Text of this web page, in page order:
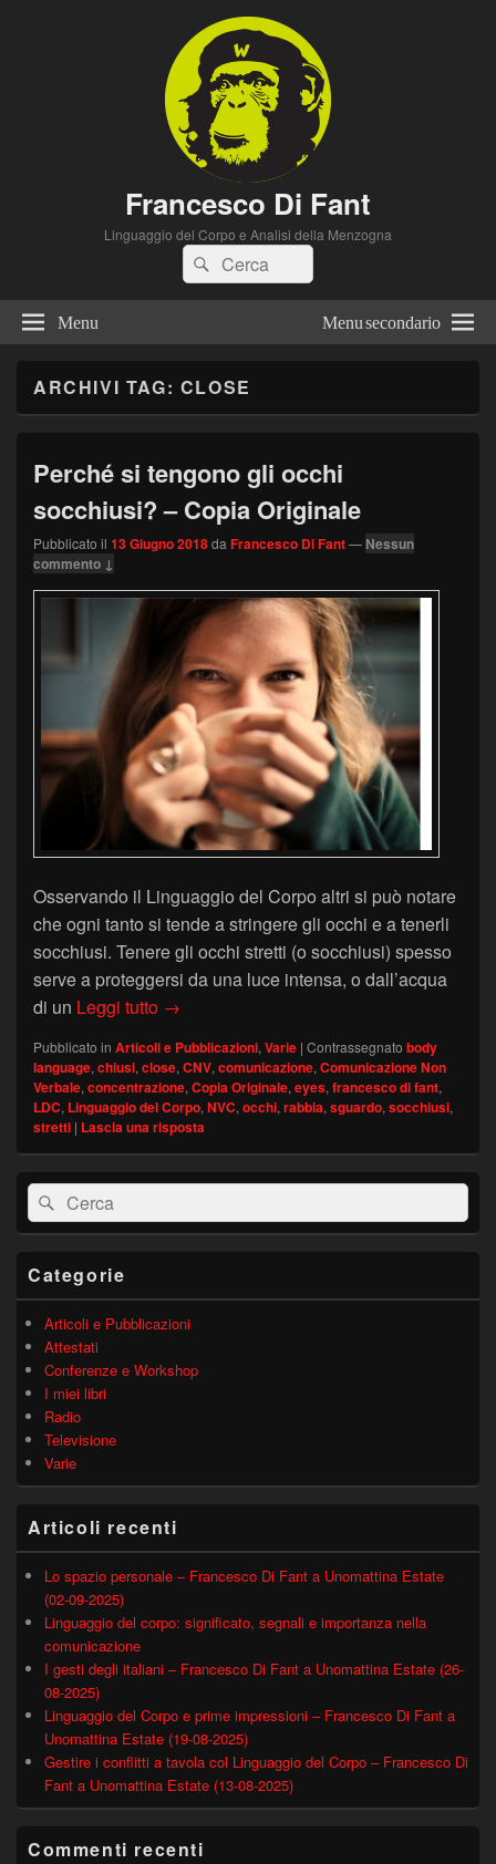
Francesco Di Fant
Linguaggio del Corpo e Analisi della Menzogna
Cerca:Cerca
Menu Menu secondario
ARCHIVI TAG: CLOSE
Perché si tengono gli occhi
socchiusi? – Copia Originale
Pubblicato il 13 Giugno 2018da Francesco Di Fant— Nessun
commento ↓
Osservando il Linguaggio del Corpo altri si può notare
che ogni tanto si tende a stringere gli occhi e a tenerli
socchiusi. Tenere gli occhi stretti (o socchiusi) spesso
serve a proteggersi da una luce intensa, o dall’acqua
di un Leggi tutto Perché si tengono gli occhi socchiusi? –
→
Pubblicato in Articoli e Pubblicazioni,Varie | Contrassegnato body
language,chiusi,close,CNV,comunicazione,Comunicazione Non
Verbale,concentrazione,Copia Originale,eyes,francesco di fant,
LDC, Linguaggio del Corpo,NVC,occhi,rabbia,sguardo,socchiusi,
stretti | Lascia una risposta
Area
widget
barra
Cerca:Cerca
Categorie
Articoli e Pubblicazioni
Attestati
Conferenze e Workshop
I miei libri
Radio
Televisione
Varie
Articoli recenti
Lo spazio personale – Francesco Di Fant a Unomattina Estate
(02-09-2025)
Linguaggio del corpo: significato, segnali e importanza nella
comunicazione
I gesti degli italiani – Francesco Di Fant a Unomattina Estate (26-
08-2025)
Linguaggio del Corpo e prime impressioni – Francesco Di Fant a
Unomattina Estate (19-08-2025)
Gestire i conflitti a tavola col Linguaggio del Corpo – Francesco Di
Fant a Unomattina Estate (13-08-2025)
Commenti recenti